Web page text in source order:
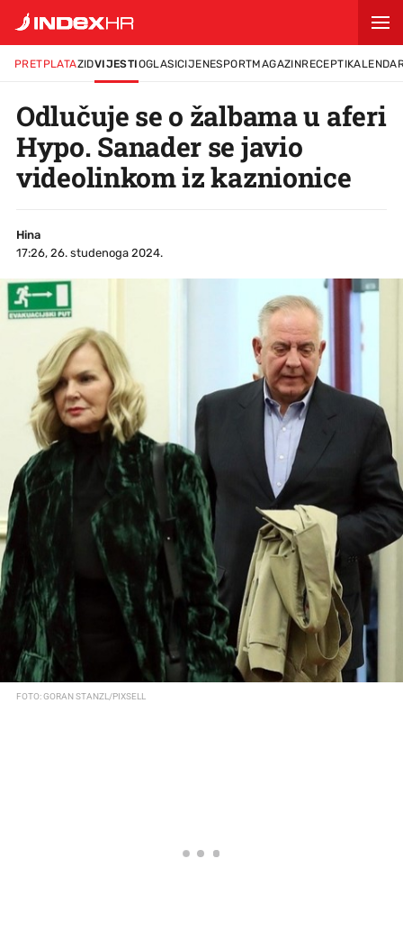
PRETPLATAZIDVIJESTIOGLASICIJENESPORTMAGAZINRECEPTI
Odlučuje se o žalbama u aferi
Hypo. Sanader se javio
videolinkom iz kaznionice
Hina
17:26, 26. studenoga 2024.
FOTO: GORAN STANZL/PIXSELL